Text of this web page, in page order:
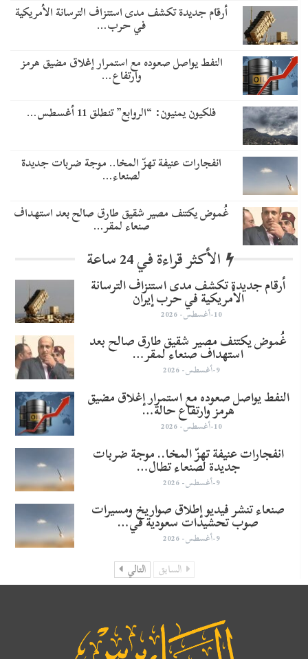
أرقام جديدة تكشف مدى استنزاف الترسانة الأمريكية
في حرب…
النفط يواصل صعوده مع استمرار إغلاق مضيق هرمز
وارتفاع…
فلكيون يمنيون: “الروابع” تنطلق 11 أغسطس…
انفجارات عنيفة تهزّ المخا.. موجة ضربات جديدة
لصنعاء…
غُموض يكتنف مصير شقيق طارق صالح بعد استهداف
صنعاء لمقر…
الأكثر قراءة في 24 ساعة
أرقام جديدة تكشف مدى استنزاف الترسانة
الأمريكية في حرب إيران
10-أغسطس- 2026
غُموض يكتنف مصير شقيق طارق صالح بعد
استهداف صنعاء لمقر…
9-أغسطس- 2026
النفط يواصل صعوده مع استمرار إغلاق مضيق
هرمز وارتفاع حالة…
10-أغسطس- 2026
انفجارات عنيفة تهزّ المخا.. موجة ضربات
جديدة لصنعاء تطال…
9-أغسطس- 2026
صنعاء تنشر فيديو إطلاق صواريخ ومسيرات
صوب تحشيدات سعودية في…
9-أغسطس- 2026
السابق التالي